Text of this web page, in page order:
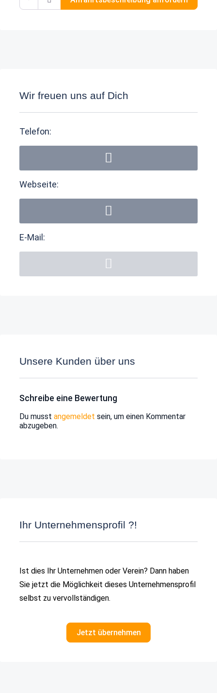
Wir freuen uns auf Dich
Telefon:
Webseite:
E-Mail:
Unsere Kunden über uns
Schreibe eine Bewertung
Du musst angemeldet sein, um einen Kommentar
abzugeben.
Ihr Unternehmensprofil ?!
Ist dies Ihr Unternehmen oder Verein? Dann haben
Sie jetzt die Möglichkeit dieses Unternehmensprofil
selbst zu vervollständigen.
Jetzt übernehmen